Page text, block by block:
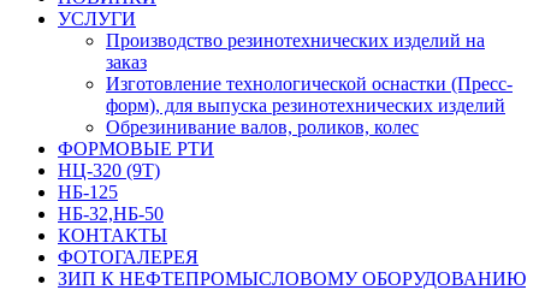
УСЛУГИ
Производство резинотехнических изделий на
заказ
Изготовление технологической оснастки (Пресс-
форм), для выпуска резинотехнических изделий
Обрезинивание валов, роликов, колес
ФОРМОВЫЕ РТИ
НЦ-320 (9Т)
НБ-125
НБ-32,НБ-50
КОНТАКТЫ
ФОТОГАЛЕРЕЯ
ЗИП К НЕФТЕПРОМЫСЛОВОМУ ОБОРУДОВАНИЮ